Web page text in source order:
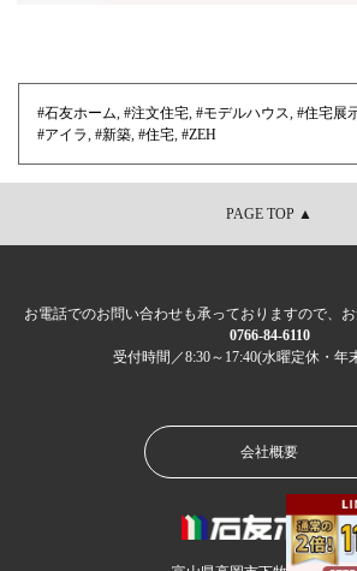
#石友ホーム #注文住宅 #モデルハウス #住宅展
#アイラ #新築 #住宅 #ZEH
PAGE TOP ▲
お電話でのお問い合わせも承っておりますので、お
0766-84-6110
受付時間／8:30～17:40(水曜定休・年
会社概要